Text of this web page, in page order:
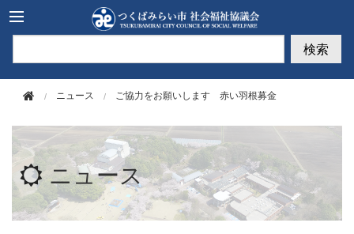
検索
ニュース ご協力をお願いします 赤い羽根募金
ニュース